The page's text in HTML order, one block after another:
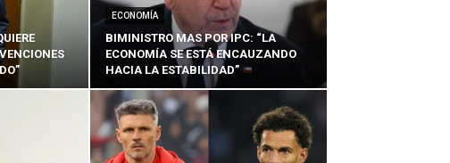
ECONOMÍA
BIMINISTRO MAS POR IPC: “LA
ECONOMÍA SE ESTÁ ENCAUZANDO
HACIA LA ESTABILIDAD”